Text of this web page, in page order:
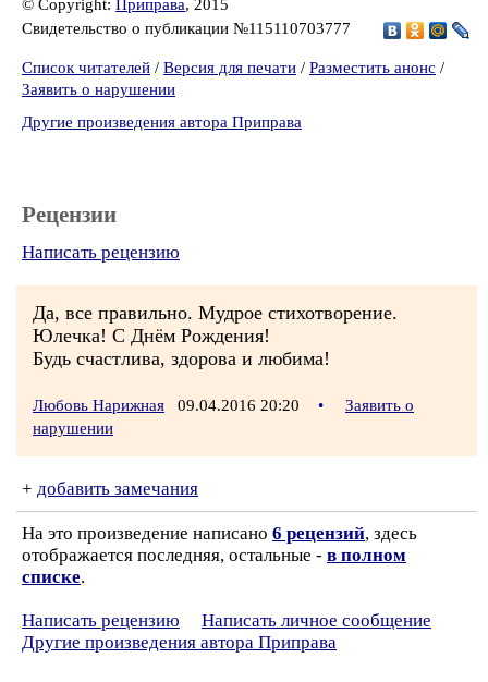
© Copyright: Приправа, 2015
Свидетельство о публикации №115110703777
Список читателей / Версия для печати / Разместить анонс /
Заявить о нарушении
Другие произведения автора Приправа
Рецензии
Написать рецензию
Да, все правильно. Мудрое стихотворение.
Юлечка! С Днём Рождения!
Будь счастлива, здорова и любима!
Любовь Нарижная 09.04.2016 20:20 •
Заявить о
нарушении
+ добавить замечания
На это произведение написано 6 рецензий, здесь
отображается последняя, остальные - в полном
списке.
Написать рецензию
Написать личное сообщение
Другие произведения автора Приправа